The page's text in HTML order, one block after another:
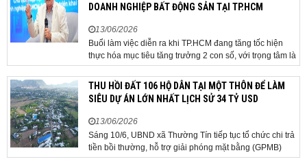
DOANH NGHIỆP BẤT ĐỘNG SẢN TẠI TP.HCM
13/06/2026
Buổi làm việc diễn ra khi TP.HCM đang tăng tốc hiện
thực hóa mục tiêu tăng trưởng 2 con số, với trọng tâm là
giải ngân đầu tư công, hoàn thiện mô hình chính quyền
địa phương 2 cấp, phát triển nhà ở xã hội và xử lý các
vướng mắc về cơ chế, chính...
THU HỒI ĐẤT 106 HỘ DÂN TẠI MỘT THÔN ĐỂ LÀM
SIÊU DỰ ÁN LỚN NHẤT LỊCH SỬ 34 TỶ USD
13/06/2026
Sáng 10/6, UBND xã Thường Tín tiếp tục tổ chức chi trả
tiền bồi thường, hỗ trợ giải phóng mặt bằng (GPMB)
cho 106 hộ gia đình, cá nhân thuộc diện thu hồi đất để